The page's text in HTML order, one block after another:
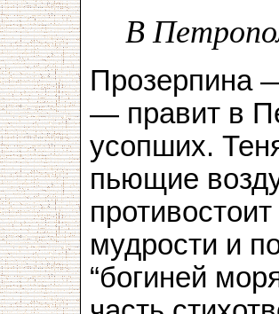
В
Прозерпина
— правит в
усопших.
пьющие
мудрости и
“богиней